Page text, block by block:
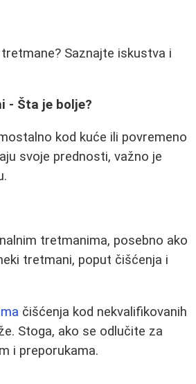
Saznajte iskustva i
- Šta je bolje?
kod kuće ili povremeno
svoje prednosti, važno je
tretmanima, posebno ako
tretmani, poput čišćenja i
čišćenja kod nekvalifikovanih
Stoga, ako se odlučite za
i preporukama.